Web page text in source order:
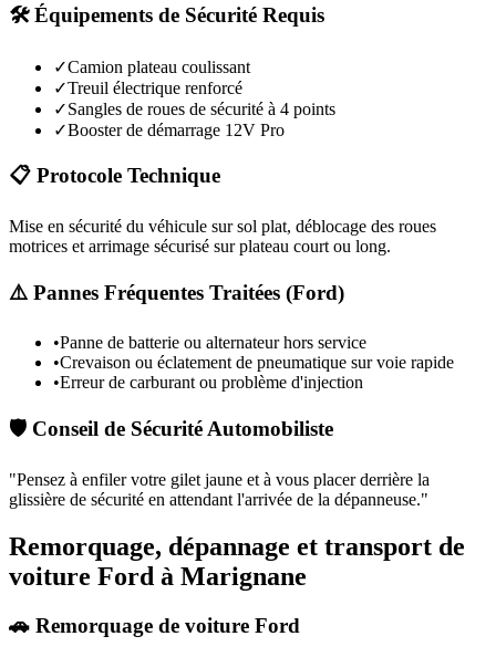
🛠️ Équipements de Sécurité Requis
✓Camion plateau coulissant
✓Treuil électrique renforcé
✓Sangles de roues de sécurité à 4 points
✓Booster de démarrage 12V Pro
📋 Protocole Technique
Mise en sécurité du véhicule sur sol plat, déblocage des roues
motrices et arrimage sécurisé sur plateau court ou long.
⚠️ Pannes Fréquentes Traitées (Ford)
•Panne de batterie ou alternateur hors service
•Crevaison ou éclatement de pneumatique sur voie rapide
•Erreur de carburant ou problème d'injection
🛡️ Conseil de Sécurité Automobiliste
"Pensez à enfiler votre gilet jaune et à vous placer derrière la
glissière de sécurité en attendant l'arrivée de la dépanneuse."
Remorquage, dépannage et transport de
voiture Ford à Marignane
🚗 Remorquage de voiture Ford